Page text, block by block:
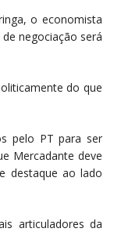
o economista
negociação será
do que
pelo PT para ser
Mercadante deve
destaque ao lado
articuladores da